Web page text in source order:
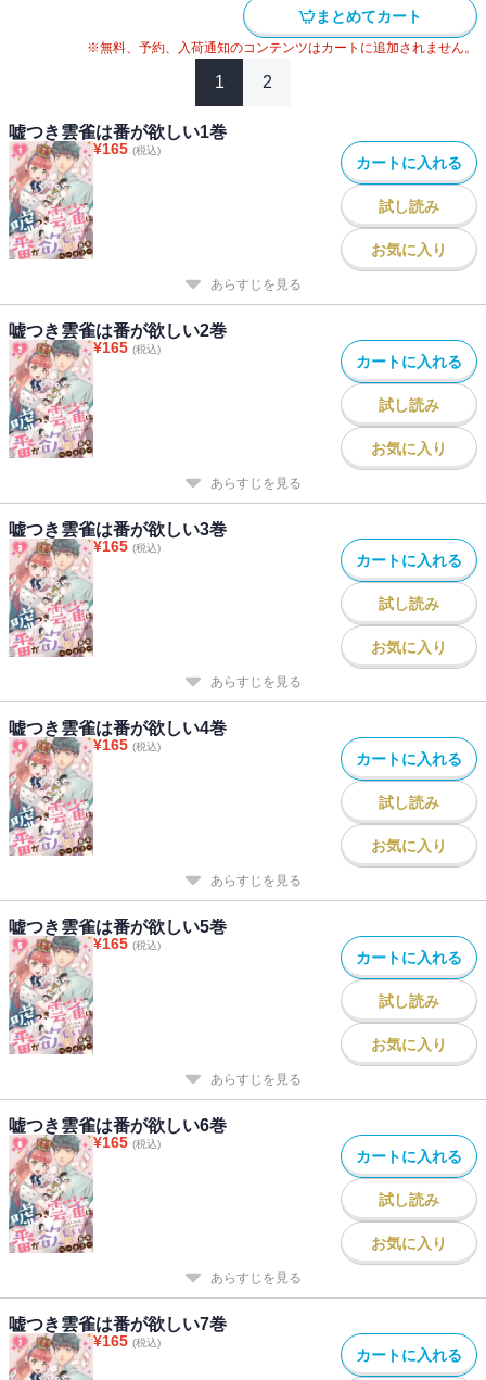
まとめてカート
※無料、予約、入荷通知のコンテンツはカートに追加されません。
1 2
嘘つき雲雀は番が欲しい1巻
¥165 (税込)
カートに入れる
試し読み
お気に入り
あらすじを見る
嘘つき雲雀は番が欲しい2巻
¥165 (税込)
カートに入れる
試し読み
お気に入り
あらすじを見る
嘘つき雲雀は番が欲しい3巻
¥165 (税込)
カートに入れる
試し読み
お気に入り
あらすじを見る
嘘つき雲雀は番が欲しい4巻
¥165 (税込)
カートに入れる
試し読み
お気に入り
あらすじを見る
嘘つき雲雀は番が欲しい5巻
¥165 (税込)
カートに入れる
試し読み
お気に入り
あらすじを見る
嘘つき雲雀は番が欲しい6巻
¥165 (税込)
カートに入れる
試し読み
お気に入り
あらすじを見る
嘘つき雲雀は番が欲しい7巻
¥165 (税込)
カートに入れる